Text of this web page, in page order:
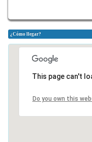
¿Cómo llegar?
This page can't
Do you own this